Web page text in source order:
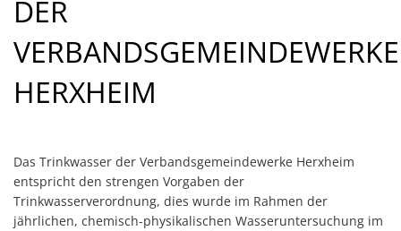
DER
VERBANDSGEMEINDEWERKE
HERXHEIM
Das Trinkwasser der Verbandsgemeindewerke Herxheim
entspricht den strengen Vorgaben der
Trinkwasserverordnung, dies wurde im Rahmen der
jährlichen, chemisch-physikalischen Wasseruntersuchung im